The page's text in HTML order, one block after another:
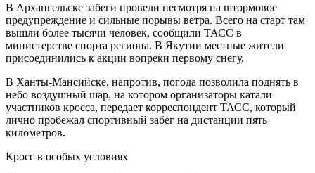
В Архангельске забеги провели несмотря на штормовое
предупреждение и сильные порывы ветра. Всего на старт там
вышли более тысячи человек, сообщили ТАСС в
министерстве спорта региона. В Якутии местные жители
присоединились к акции вопреки первому снегу.
В Ханты-Мансийске, напротив, погода позволила поднять в
небо воздушный шар, на котором организаторы катали
участников кросса, передает корреспондент ТАСС, который
лично пробежал спортивный забег на дистанции пять
километров.
Кросс в особых условиях